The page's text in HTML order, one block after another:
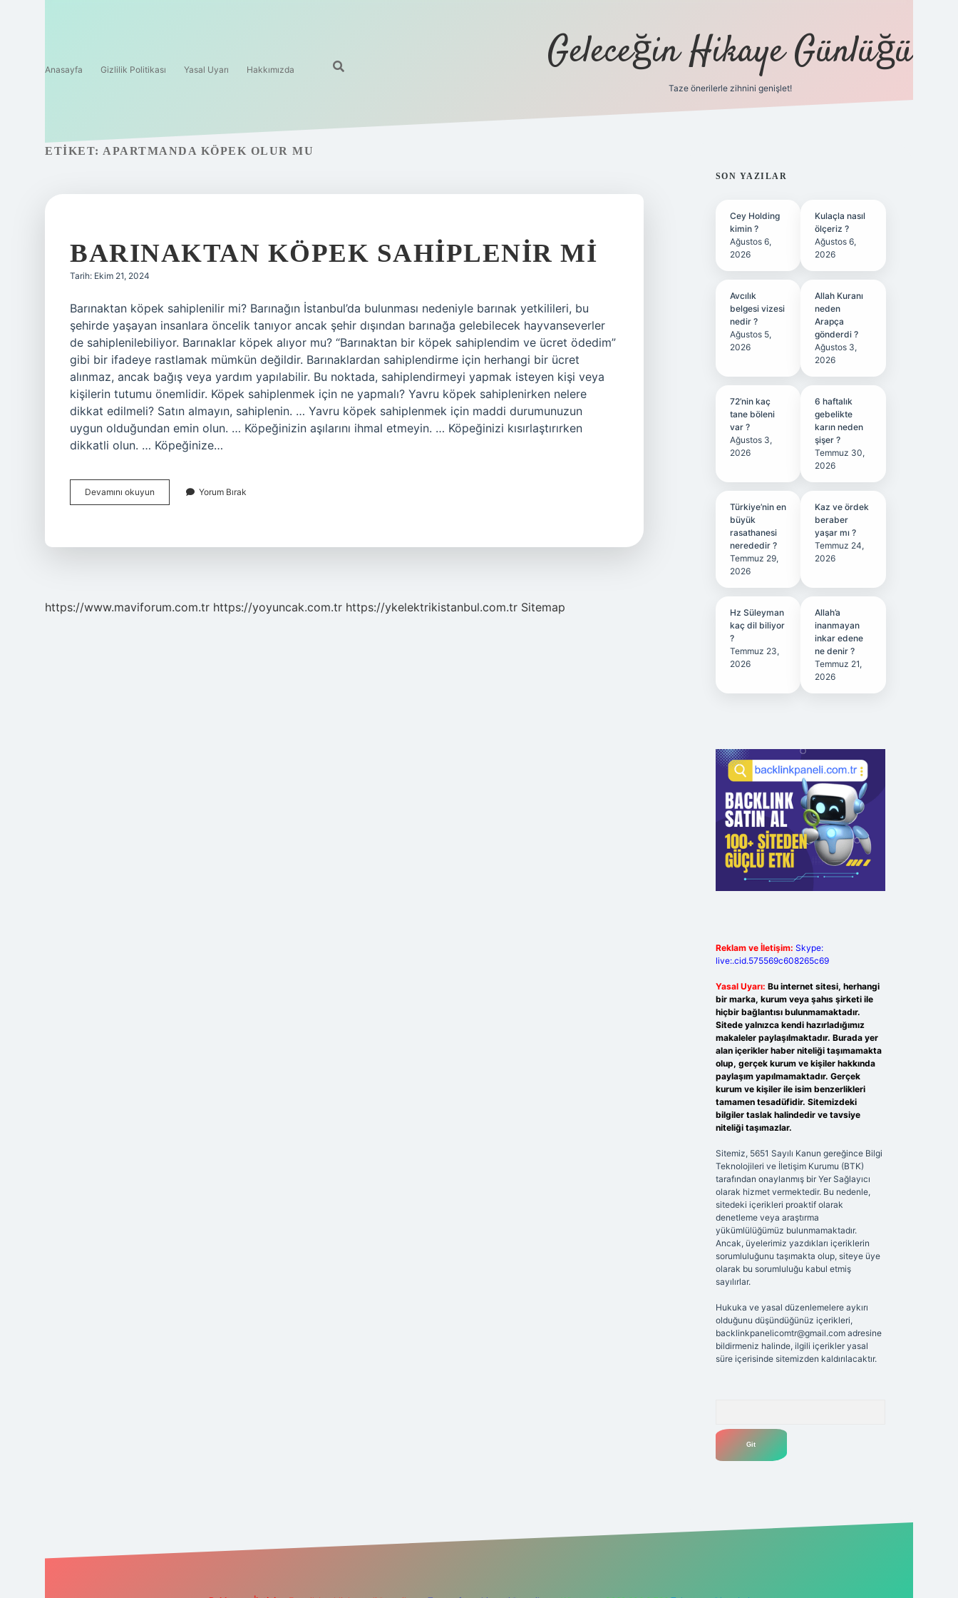
Anasayfa Gizlilik Politikası Yasal Uyarı Hakkımızda Geleceğin Hikaye Günlüğü
Taze önerilerle zihnini genişlet!
ETIKET: APARTMANDA KÖPEK OLUR MU
BARINAKTAN KÖPEK SAHIPLENIR MI
Tarih: Ekim 21, 2024
Barınaktan köpek sahiplenilir mi? Barınağın İstanbul’da bulunması nedeniyle barınak yetkilileri, bu
şehirde yaşayan insanlara öncelik tanıyor ancak şehir dışından barınağa gelebilecek hayvanseverler
de sahiplenilebiliyor. Barınaklar köpek alıyor mu? “Barınaktan bir köpek sahiplendim ve ücret ödedim”
gibi bir ifadeye rastlamak mümkün değildir. Barınaklardan sahiplendirme için herhangi bir ücret
alınmaz, ancak bağış veya yardım yapılabilir. Bu noktada, sahiplendirmeyi yapmak isteyen kişi veya
kişilerin tutumu önemlidir. Köpek sahiplenmek için ne yapmalı? Yavru köpek sahiplenirken nelere
dikkat edilmeli? Satın almayın, sahiplenin. … Yavru köpek sahiplenmek için maddi durumunuzun
uygun olduğundan emin olun. … Köpeğinizin aşılarını ihmal etmeyin. … Köpeğinizi kısırlaştırırken
dikkatli olun. … Köpeğinize…
Devamını okuyun Barınaktan
Köpek
Yorum Bırak
https://www.maviforum.com.tr https://yoyuncak.com.tr https://ykelektrikistanbul.com.tr Sitemap
SIDEBAR
SON YAZILAR
Cey Holding
kimin ?
Ağustos 6,
2026
Kulaçla nasıl
ölçeriz ?
Ağustos 6,
2026
Avcılık
belgesi vizesi
nedir ?
Ağustos 5,
2026
Allah Kuranı
neden
Arapça
gönderdi ?
Ağustos 3,
2026
72’nin kaç
tane böleni
var ?
Ağustos 3,
2026
6 haftalık
gebelikte
karın neden
şişer ?
Temmuz 30,
2026
Türkiye’nin en
büyük
rasathanesi
nerededir ?
Temmuz 29,
2026
Kaz ve ördek
beraber
yaşar mı ?
Temmuz 24,
2026
Hz Süleyman
kaç dil biliyor
?
Temmuz 23,
2026
Allah’a
inanmayan
inkar edene
ne denir ?
Temmuz 21,
2026
Reklam ve İletişim: Skype:
live:.cid.575569c608265c69
Yasal Uyarı: Bu internet sitesi, herhangi
bir marka, kurum veya şahıs şirketi ile
hiçbir bağlantısı bulunmamaktadır.
Sitede yalnızca kendi hazırladığımız
makaleler paylaşılmaktadır. Burada yer
alan içerikler haber niteliği taşımamakta
olup, gerçek kurum ve kişiler hakkında
paylaşım yapılmamaktadır. Gerçek
kurum ve kişiler ile isim benzerlikleri
tamamen tesadüfidir. Sitemizdeki
bilgiler taslak halindedir ve tavsiye
niteliği taşımazlar.
Sitemiz, 5651 Sayılı Kanun gereğince Bilgi
Teknolojileri ve İletişim Kurumu (BTK)
tarafından onaylanmış bir Yer Sağlayıcı
olarak hizmet vermektedir. Bu nedenle,
sitedeki içerikleri proaktif olarak
denetleme veya araştırma
yükümlülüğümüz bulunmamaktadır.
Ancak, üyelerimiz yazdıkları içeriklerin
sorumluluğunu taşımakta olup, siteye üye
olarak bu sorumluluğu kabul etmiş
sayılırlar.
Hukuka ve yasal düzenlemelere aykırı
olduğunu düşündüğünüz içerikleri,
backlinkpanelicomtr@gmail.comadresine
bildirmeniz halinde, ilgili içerikler yasal
süre içerisinde sitemizden kaldırılacaktır.